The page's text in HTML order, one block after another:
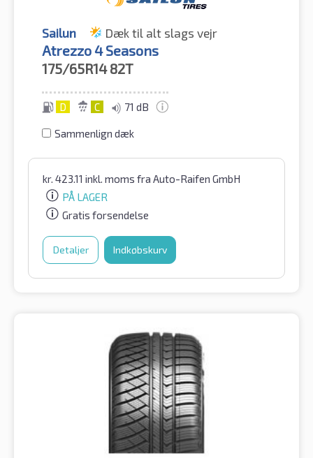
Sailun Dæk til alt slags vejr
Atrezzo 4 Seasons
175/65R14 82T
D C 71 dB
Sammenlign dæk
kr. 423.11 inkl. moms fra Auto-Raifen GmbH
PÅ LAGER
Gratis forsendelse
Detaljer Indkøbskurv